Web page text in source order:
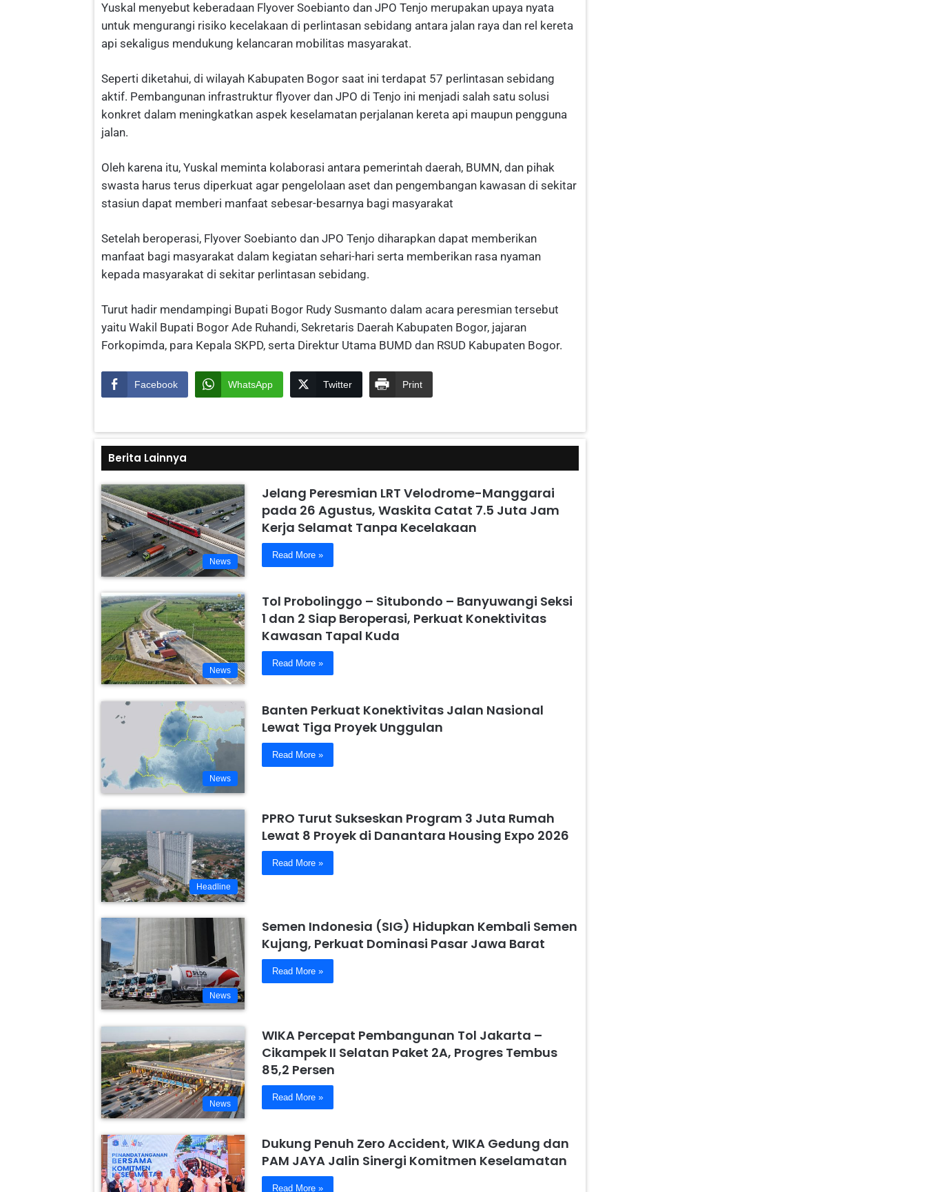
Yuskal menyebut keberadaan Flyover Soebianto dan JPO Tenjo merupakan upaya nyata
untuk mengurangi risiko kecelakaan di perlintasan sebidang antara jalan raya dan rel kereta
api sekaligus mendukung kelancaran mobilitas masyarakat.
Seperti diketahui, di wilayah Kabupaten Bogor saat ini terdapat 57 perlintasan sebidang
aktif. Pembangunan infrastruktur flyover dan JPO di Tenjo ini menjadi salah satu solusi
konkret dalam meningkatkan aspek keselamatan perjalanan kereta api maupun pengguna
jalan.
Oleh karena itu, Yuskal meminta kolaborasi antara pemerintah daerah, BUMN, dan pihak
swasta harus terus diperkuat agar pengelolaan aset dan pengembangan kawasan di sekitar
stasiun dapat memberi manfaat sebesar-besarnya bagi masyarakat
Setelah beroperasi, Flyover Soebianto dan JPO Tenjo diharapkan dapat memberikan
manfaat bagi masyarakat dalam kegiatan sehari-hari serta memberikan rasa nyaman
kepada masyarakat di sekitar perlintasan sebidang.
Turut hadir mendampingi Bupati Bogor Rudy Susmanto dalam acara peresmian tersebut
yaitu Wakil Bupati Bogor Ade Ruhandi, Sekretaris Daerah Kabupaten Bogor, jajaran
Forkopimda, para Kepala SKPD, serta Direktur Utama BUMD dan RSUD Kabupaten Bogor.
Facebook WhatsApp Twitter Print
Berita Lainnya
News
Jelang Peresmian LRT Velodrome-Manggarai
pada 26 Agustus, Waskita Catat 7.5 Juta Jam
Kerja Selamat Tanpa Kecelakaan
Read More »
News
Tol Probolinggo – Situbondo – Banyuwangi Seksi
1 dan 2 Siap Beroperasi, Perkuat Konektivitas
Kawasan Tapal Kuda
Read More »
News
Banten Perkuat Konektivitas Jalan Nasional
Lewat Tiga Proyek Unggulan
Read More »
Headline
PPRO Turut Sukseskan Program 3 Juta Rumah
Lewat 8 Proyek di Danantara Housing Expo 2026
Read More »
News
Semen Indonesia (SIG) Hidupkan Kembali Semen
Kujang, Perkuat Dominasi Pasar Jawa Barat
Read More »
News
WIKA Percepat Pembangunan Tol Jakarta –
Cikampek II Selatan Paket 2A, Progres Tembus
85,2 Persen
Read More »
Dukung Penuh Zero Accident, WIKA Gedung dan
PAM JAYA Jalin Sinergi Komitmen Keselamatan
Read More »